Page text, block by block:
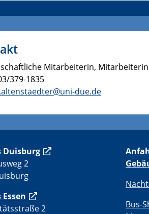
Mitarbeiterin,
379-1835
due.de
Duisburg
2
2
Bus-